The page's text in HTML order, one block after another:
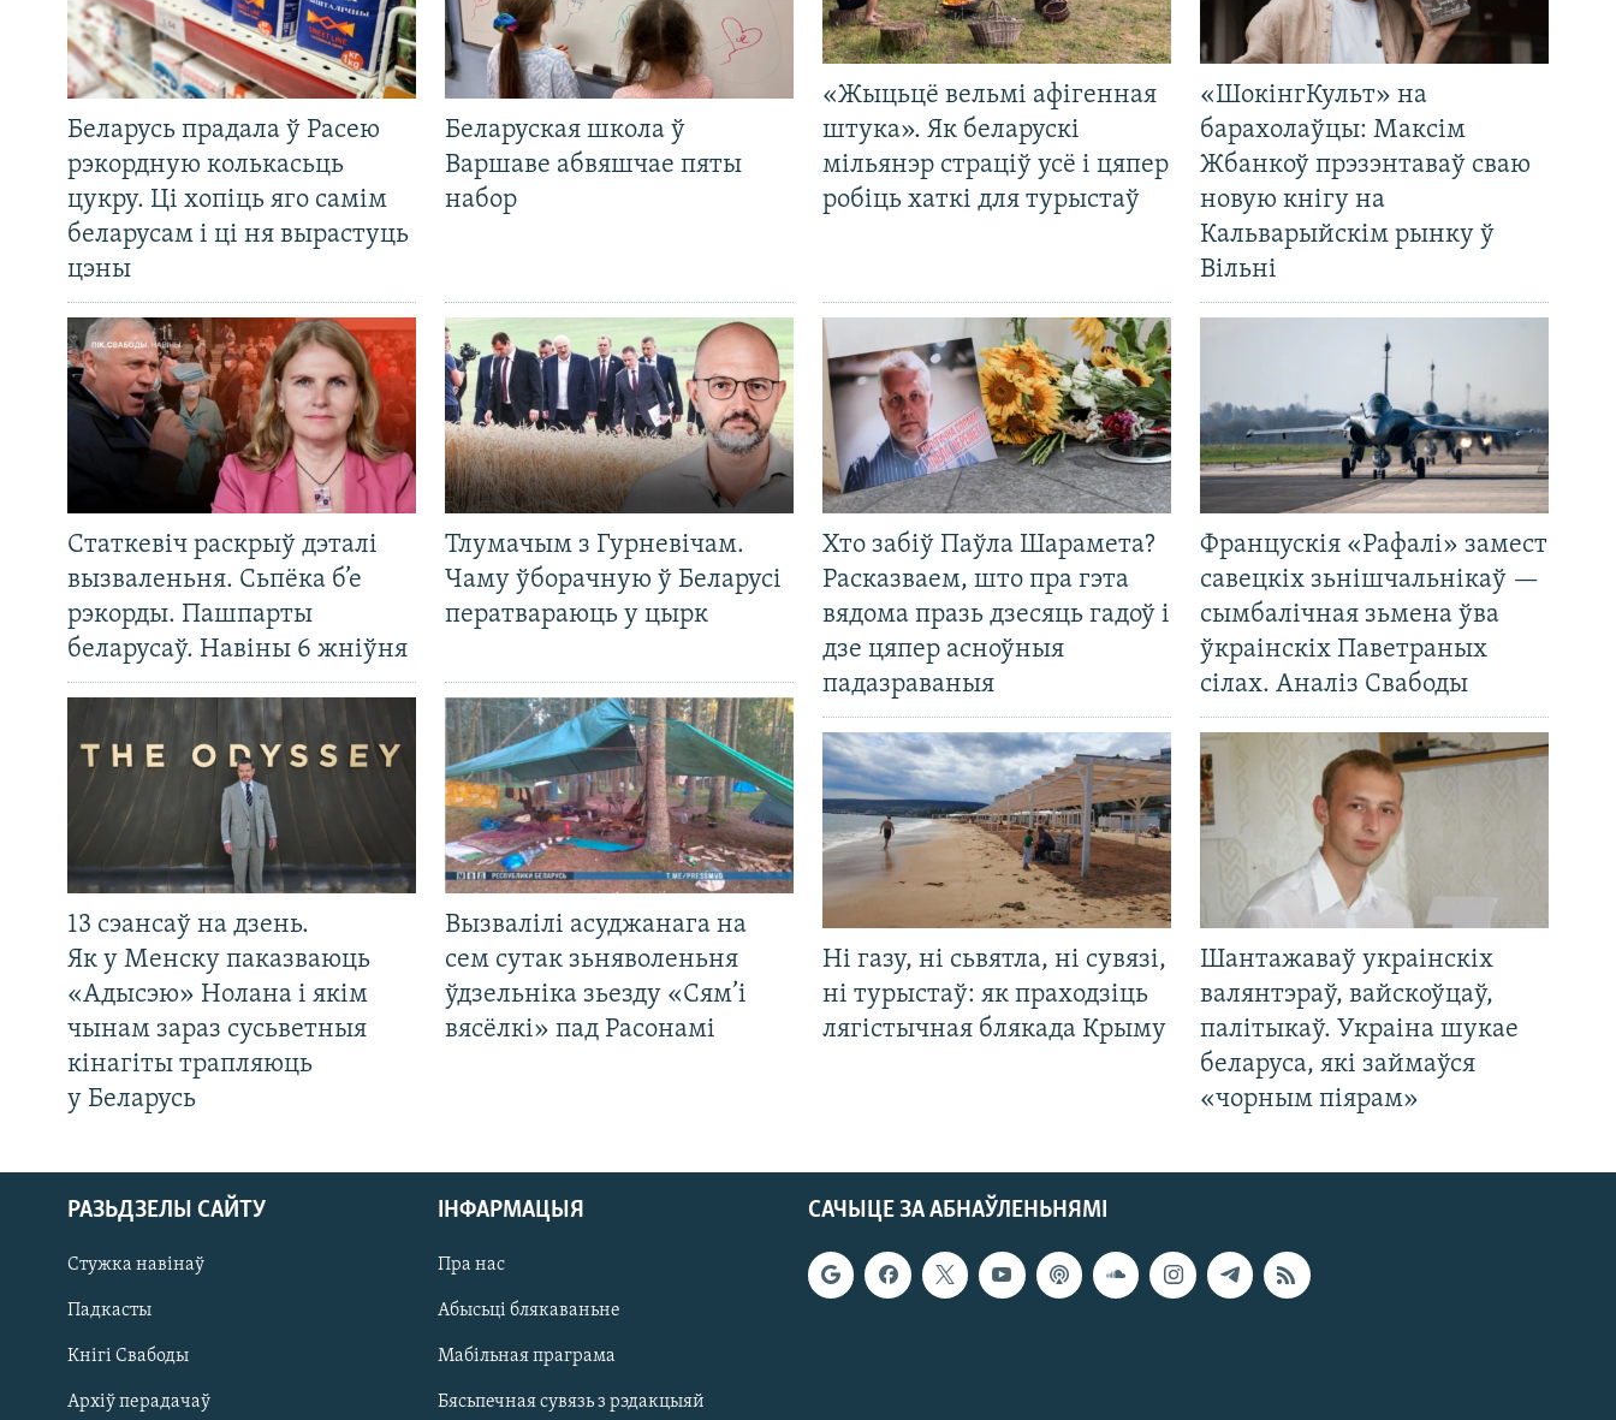
Беларусь прадала ў Расею
рэкордную колькасьць
цукру. Ці хопіць яго самім
беларусам і ці ня вырастуць
цэны
Беларуская школа ў
Варшаве абвяшчае пяты
набор
Статкевіч раскрыў дэталі
вызваленьня. Сьпёка б’е
рэкорды. Пашпарты
беларусаў. Навіны 6 жніўня
Тлумачым з Гурневічам.
Чаму ўборачную ў Беларусі
ператвараюць у цырк
13 сэансаў на дзень.
Як у Менску паказваюць
«Адысэю» Нолана і якім
чынам зараз сусьветныя
кінагіты трапляюць
у Беларусь
Вызвалілі асуджанага на
сем сутак зьняволеньня
ўдзельніка зьезду «Сям’і
вясёлкі» пад Расонамі
«Жыцьцё вельмі афігенная
штука». Як беларускі
мільянэр страціў усё і цяпер
робіць хаткі для турыстаў
«ШокінгКульт» на
барахолаўцы: Максім
Жбанкоў прэзэнтаваў сваю
новую кнігу на
Кальварыйскім рынку ў
Вільні
Хто забіў Паўла Шарамета?
Расказваем, што пра гэта
вядома празь дзесяць гадоў і
дзе цяпер асноўныя
падазраваныя
Францускія «Рафалі» замест
савецкіх зьнішчальнікаў —
сымбалічная зьмена ўва
ўкраінскіх Паветраных
сілах. Аналіз Свабоды
Ні газу, ні сьвятла, ні сувязі,
ні турыстаў: як праходзіць
лягістычная блякада Крыму
Шантажаваў украінскіх
валянтэраў, вайскоўцаў,
палітыкаў. Украіна шукае
беларуса, які займаўся
«чорным піярам»
САЧЫЦЕ ЗА АБНАЎЛЕНЬНЯМІ
РАЗЬДЗЕЛЫ САЙТУ
Стужка навінаў
Падкасты
Кнігі Свабоды
Архіў перадачаў
ІНФАРМАЦЫЯ
Пра нас
Абысьці блякаваньне
Мабільная праграма
Бясьпечная сувязь з рэдакцыяй